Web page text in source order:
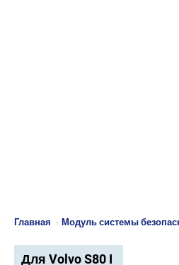
Главная › Модуль системы
Для Volvo S80 I